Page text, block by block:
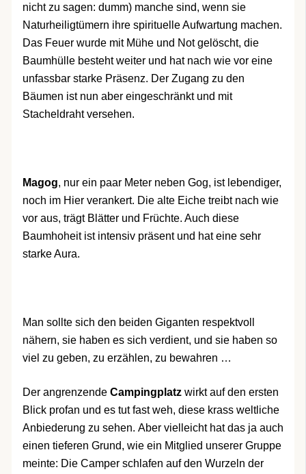
nicht zu sagen: dumm) manche sind, wenn sie
Naturheiligtümern ihre spirituelle Aufwartung machen.
Das Feuer wurde mit Mühe und Not gelöscht, die
Baumhülle besteht weiter und hat nach wie vor eine
unfassbar starke Präsenz. Der Zugang zu den
Bäumen ist nun aber eingeschränkt und mit
Stacheldraht versehen.
Magog, nur ein paar Meter neben Gog, ist lebendiger,
noch im Hier verankert. Die alte Eiche treibt nach wie
vor aus, trägt Blätter und Früchte. Auch diese
Baumhoheit ist intensiv präsent und hat eine sehr
starke Aura.
Man sollte sich den beiden Giganten respektvoll
nähern, sie haben es sich verdient, und sie haben so
viel zu geben, zu erzählen, zu bewahren …
Der angrenzende Campingplatzwirkt auf den ersten
Blick profan und es tut fast weh, diese krass weltliche
Anbiederung zu sehen. Aber vielleicht hat das ja auch
einen tieferen Grund, wie ein Mitglied unserer Gruppe
meinte: Die Camper schlafen auf den Wurzeln der